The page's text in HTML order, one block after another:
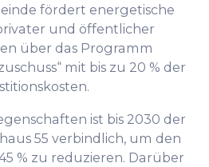
fördert energetische
und öffentlicher
über das Programm
mit bis zu 20 % der
ist bis 2030 der
55 verbindlich, um den
% zu reduzieren. Darüber